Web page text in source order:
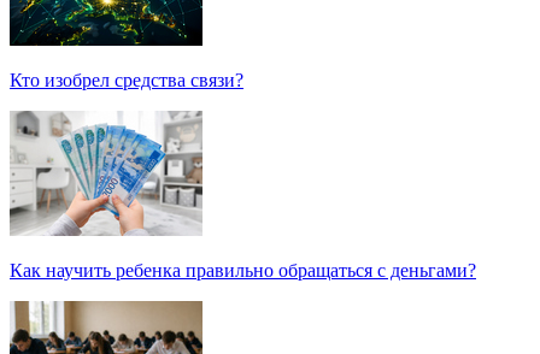
Кто изобрел средства связи?
Как научить ребенка правильно обращаться с деньгами?